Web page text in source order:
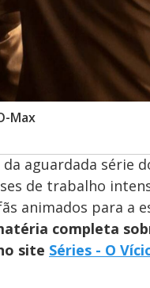
Max
da aguardada série
de trabalho
animados para a
completa
site Séries - O